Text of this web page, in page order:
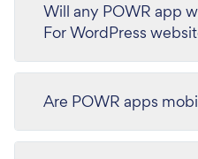
Will any POWR app
For WordPress
Are POWR apps